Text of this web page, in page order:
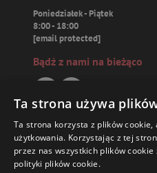
Poniedziałek - Piątek
8:00 - 18:00
[email protected]
Bądź z nami na bieżąco
Paskarz.pl
Zamówienia
Ta strona używa
Ta strona korzysta z plików cookie,
użytkowania. Korzystając z tej
przez nas wszystkich plików
polityki plików cookie.